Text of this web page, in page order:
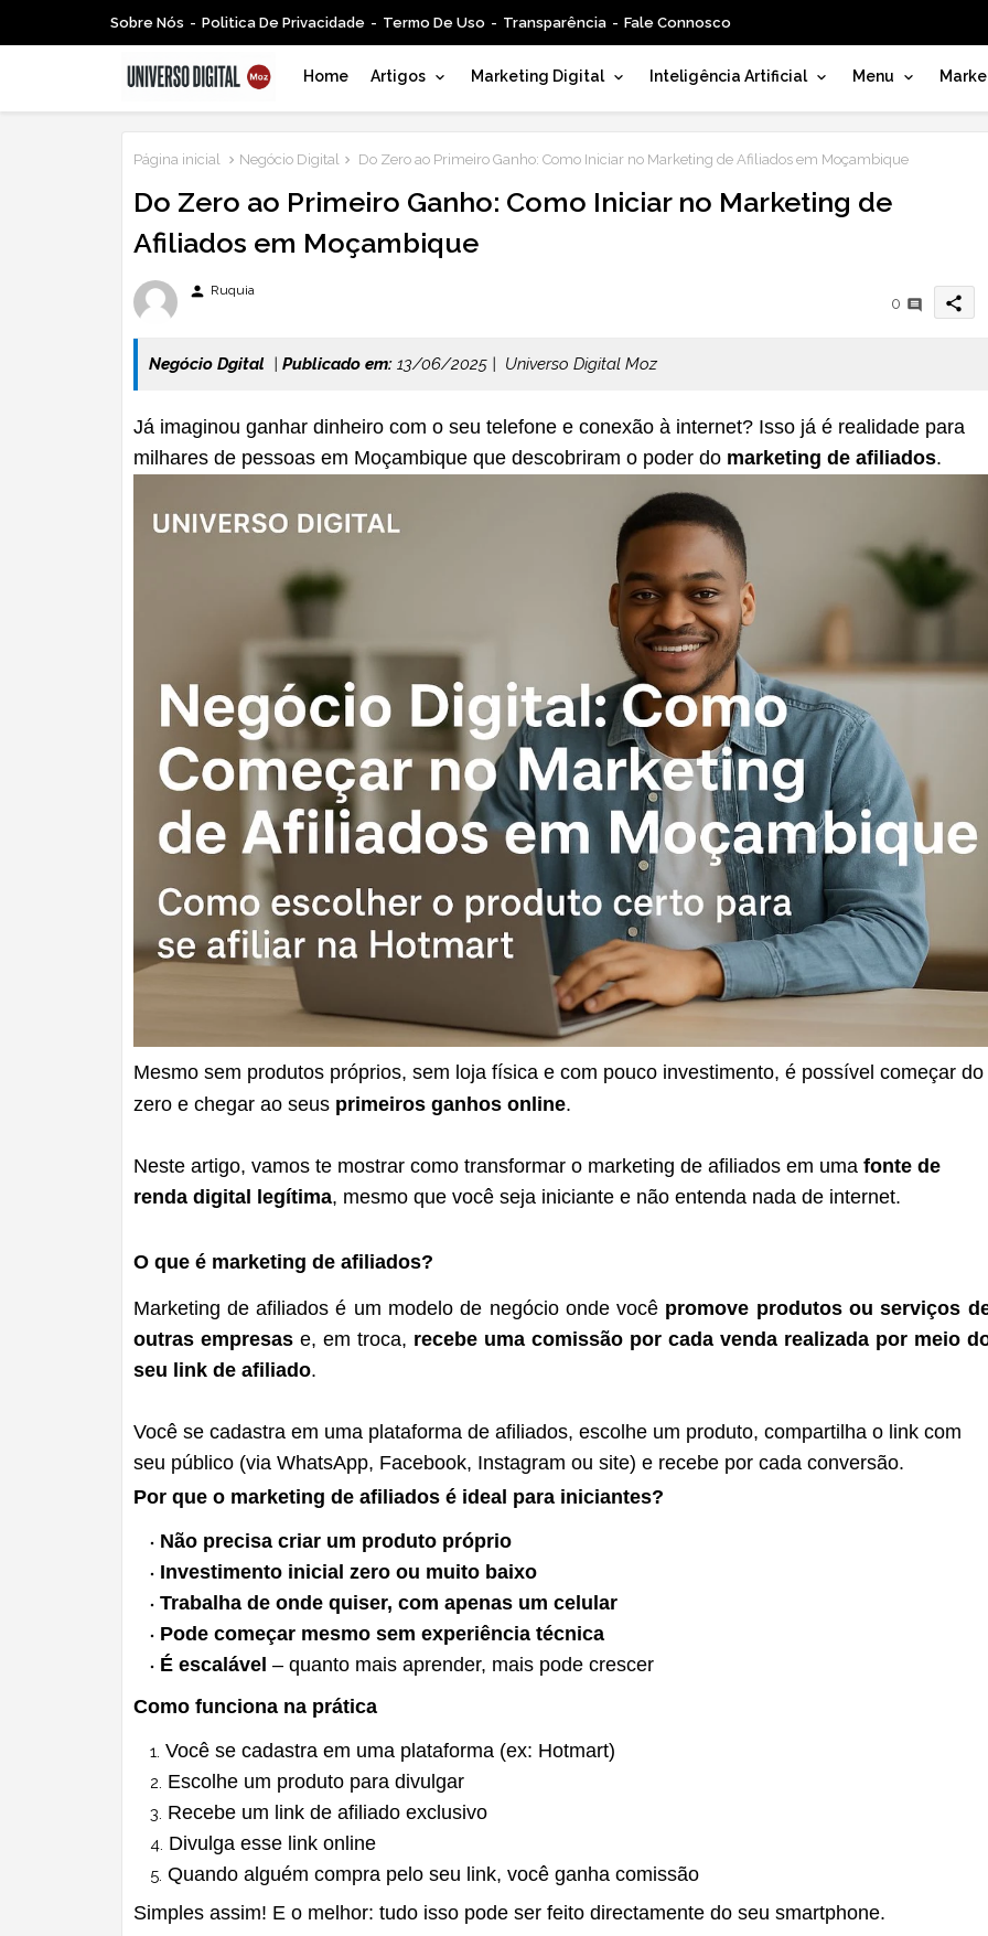
Sobre Nós Politica De Privacidade Termo De Uso Transparência Fale Connosco
Home Artigos Marketing Digital Inteligência Artificial Menu
Página inicial Negócio Digital Do Zero ao Primeiro Ganho: Como Iniciar no Marketing de Afiliados em Moçambique
Do Zero ao Primeiro Ganho: Como Iniciar no Marketing de
Afiliados em Moçambique
person Ruquia
0 share
Negócio Dgital | Publicado em:13/06/2025 | Universo Digital Moz
Já imaginou ganhar dinheiro com o seu telefone e conexão à internet? Isso já é realidade para
milhares de pessoas em Moçambique que descobriram o poder do marketing de afiliados.
Mesmo sem produtos próprios, sem loja física e com pouco investimento, é possível começar do
zero e chegar ao seus primeiros ganhos online.
Neste artigo, vamos te mostrar como transformar o marketing de afiliados em uma fonte de
renda digital legítima, mesmo que você seja iniciante e não entenda nada de internet.
O que é marketing de afiliados?
Marketing de afiliados é um modelo de negócio onde você promove produtos ou serviços
outras empresase, em troca, recebe uma comissão por cada venda realizada por meio
seu link de afiliado.
Você se cadastra em uma plataforma de afiliados, escolhe um produto, compartilha o link com
seu público (via WhatsApp, Facebook, Instagram ou site) e recebe por cada conversão.
Por que o marketing de afiliados é ideal para iniciantes?
Não precisa criar um produto próprio
Investimento inicial zero ou muito baixo
Trabalha de onde quiser, com apenas um celular
Pode começar mesmo sem experiência técnica
É escalável – quanto mais aprender, mais pode crescer
Como funciona na prática
Você se cadastra em uma plataforma (ex: Hotmart)
Escolhe um produto para divulgar
Recebe um link de afiliado exclusivo
Divulga esse link online
Quando alguém compra pelo seu link, você ganha comissão
Simples assim! E o melhor: tudo isso pode ser feito directamente do seu smartphone.